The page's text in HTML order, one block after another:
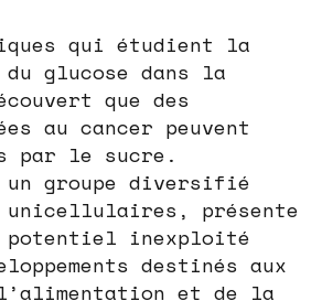
qui étudient la
glucose dans la
que des
au cancer peuvent
par le sucre.
groupe diversifié
unicellulaires, présente
potentiel inexploité
destinés aux
et de la